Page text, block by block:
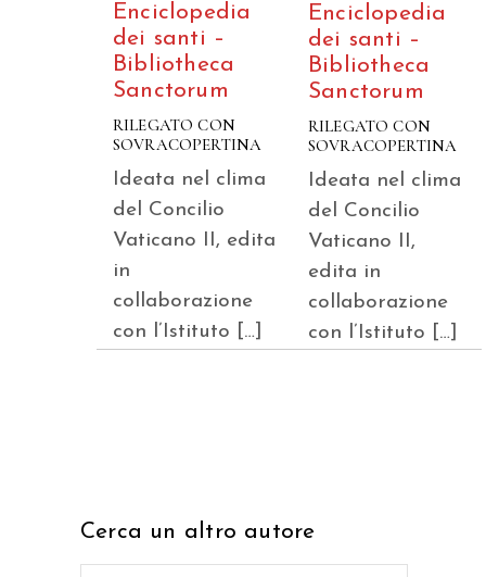
Enciclopedia
dei santi –
Bibliotheca
Sanctorum
RILEGATO CON
SOVRACOPERTINA
Ideata nel clima
del Concilio
Vaticano II, edita
in
collaborazione
con l’Istituto […]
Enciclopedia
dei santi –
Bibliotheca
Sanctorum
RILEGATO CON
SOVRACOPERTINA
Ideata nel clima
del Concilio
Vaticano II,
edita in
collaborazione
con l’Istituto […]
Cerca un altro autore